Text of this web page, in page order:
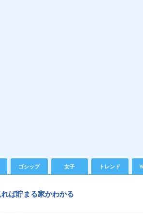
ゴシップ 女子 トレンド
ば貯まる家かわかる